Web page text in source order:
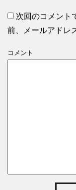
次回のコメント
前、メールアドレ
コメント